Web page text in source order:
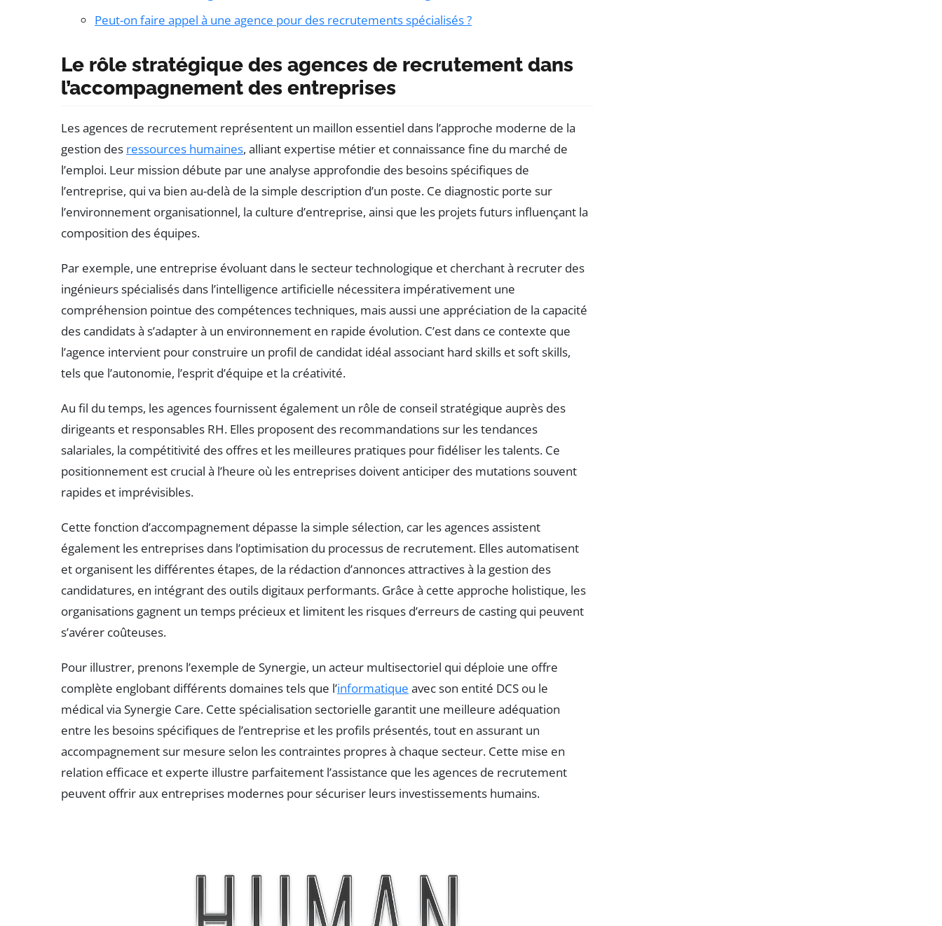
Peut-on faire appel à une agence pour des recrutements spécialisés ?
Le rôle stratégique des agences de recrutement dans
l’accompagnement des entreprises
Les agences de recrutement représentent un maillon essentiel dans l’approche moderne de la
gestion des ressources humaines, alliant expertise métier et connaissance fine du marché de
l’emploi. Leur mission débute par une analyse approfondie des besoins spécifiques de
l’entreprise, qui va bien au-delà de la simple description d’un poste. Ce diagnostic porte sur
l’environnement organisationnel, la culture d’entreprise, ainsi que les projets futurs influençant la
composition des équipes.
Par exemple, une entreprise évoluant dans le secteur technologique et cherchant à recruter des
ingénieurs spécialisés dans l’intelligence artificielle nécessitera impérativement une
compréhension pointue des compétences techniques, mais aussi une appréciation de la capacité
des candidats à s’adapter à un environnement en rapide évolution. C’est dans ce contexte que
l’agence intervient pour construire un profil de candidat idéal associant hard skills et soft skills,
tels que l’autonomie, l’esprit d’équipe et la créativité.
Au fil du temps, les agences fournissent également un rôle de conseil stratégique auprès des
dirigeants et responsables RH. Elles proposent des recommandations sur les tendances
salariales, la compétitivité des offres et les meilleures pratiques pour fidéliser les talents. Ce
positionnement est crucial à l’heure où les entreprises doivent anticiper des mutations souvent
rapides et imprévisibles.
Cette fonction d’accompagnement dépasse la simple sélection, car les agences assistent
également les entreprises dans l’optimisation du processus de recrutement. Elles automatisent
et organisent les différentes étapes, de la rédaction d’annonces attractives à la gestion des
candidatures, en intégrant des outils digitaux performants. Grâce à cette approche holistique, les
organisations gagnent un temps précieux et limitent les risques d’erreurs de casting qui peuvent
s’avérer coûteuses.
Pour illustrer, prenons l’exemple de Synergie, un acteur multisectoriel qui déploie une offre
complète englobant différents domaines tels que l’informatique avec son entité DCS ou le
médical via Synergie Care. Cette spécialisation sectorielle garantit une meilleure adéquation
entre les besoins spécifiques de l’entreprise et les profils présentés, tout en assurant un
accompagnement sur mesure selon les contraintes propres à chaque secteur. Cette mise en
relation efficace et experte illustre parfaitement l’assistance que les agences de recrutement
peuvent offrir aux entreprises modernes pour sécuriser leurs investissements humains.